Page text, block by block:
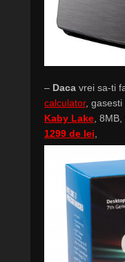
– Daca vrei sa-ti
calculator, gasesti
Kaby Lake, 8MB,
1299 de lei,